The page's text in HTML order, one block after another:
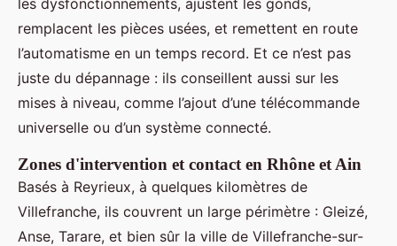
remplacent les pièces usées, et remettent en route
l’automatisme en un temps record. Et ce n’est pas
juste du dépannage : ils conseillent aussi sur les
mises à niveau, comme l’ajout d’une télécommande
universelle ou d’un système connecté.
Zones d'intervention et contact en Rhône et Ain
Basés à Reyrieux, à quelques kilomètres de
Villefranche, ils couvrent un large périmètre : Gleizé,
Anse, Tarare, et bien sûr la ville de Villefranche-sur-